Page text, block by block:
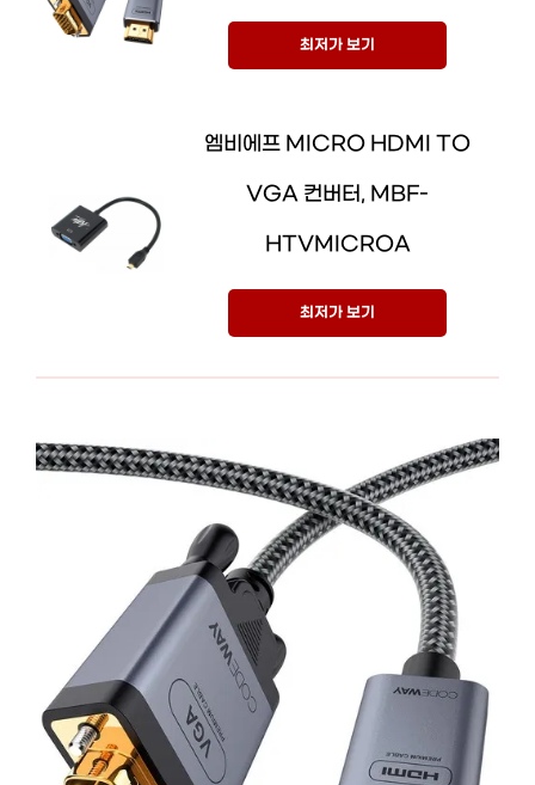
최저가 보기
엠비에프 MICRO HDMI TO
VGA 컨버터, MBF-
HTVMICROA
최저가 보기